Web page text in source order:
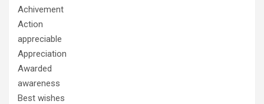
Achivement
Action
appreciable
Appreciation
Awarded
awareness
Best wishes